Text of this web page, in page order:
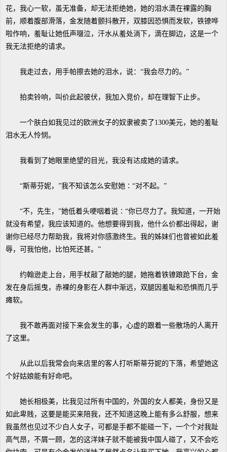
花，我心一软，虽无准备，却无法拒绝她，她的泪水滴在裸露的胸
前，顺着腹部滑落，金发随着颤抖散开，双膝因恐惧而发软，铁镣哗
啦作响，羞耻让她低声啜泣，汗水从羞处淌下，滴在脚边，这是一个
我无法拒绝的请求。
我走过去，用手帕擦去她的泪水，说：“我会尽力的。”
拍卖铃响，叫价此起彼伏，我加入竞价，却在理智下止步。
一个肤白如我见过的欧洲女子的奴隶被卖了1300美元，她的羞耻
泪水无人怜悯。
我看到了她眼里绝望的目光，我没有达成她的请求。
“斯蒂芬妮，”我不知该怎么安慰她∶“对不起。”
“不，先生，”她低着头哽咽着说∶“你已尽力了。我知道，一开始
就没有希望，我应该知道的。他想要得到我，他什么价都出得起，谢
谢你已经尽力帮助我，我将对你感激终生。我的姊妹们也曾被如此羞
辱，可我怕他，比怕死还甚。”
约翰逊走上台，用手杖敲了敲她的腿，她拖着铁镣踉跄下台，金
发在身后摇曳，赤裸的身影在人群中渐远，双腿因羞耻和恐惧而几乎
瘫软。
我不敢再面对接下来会发生的事，心虚的跟着一些散场的人离开
了这里。
从此以后我常会向来店里的客人打听斯蒂芬妮的下落，希望她这
个好姑娘能有好命吧。
她长相极美，比我见过所有中国的，外国的女人都美，身份又是
如此卑贱，这要是能买来陪我，还不知道这晚上能有多么舒服，想来
我虽然也见过不少白人女子，可都是手都不能碰一下，一个个对我趾
高气昂，不屑一顾，怎的这洋妹子就不能被我中国人碰了，又不会吃